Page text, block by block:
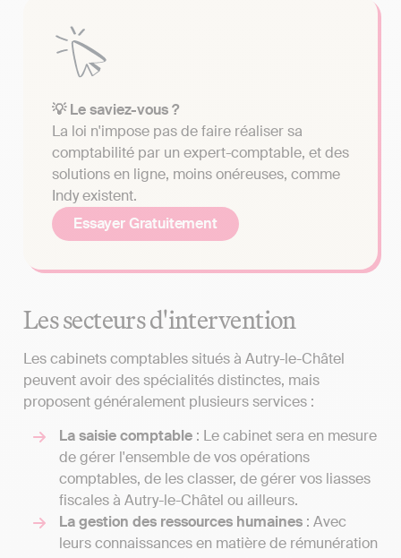
💡 Le saviez-vous ?
La loi n'impose pas de faire réaliser sa
comptabilité par un expert-comptable, et des
solutions en ligne, moins onéreuses, comme
Indy existent.
Essayer Gratuitement
Les secteurs d'intervention
Les cabinets comptables situés à Autry-le-Châtel
peuvent avoir des spécialités distinctes, mais
proposent généralement plusieurs services :
La saisie comptable : Le cabinet sera en mesure
de gérer l'ensemble de vos opérations
comptables, de les classer, de gérer vos liasses
fiscales à Autry-le-Châtel ou ailleurs.
La gestion des ressources humaines : Avec
leurs connaissances en matière de rémunération